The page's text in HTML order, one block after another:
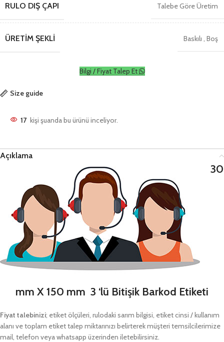
RULO DIŞ ÇAPI Talebe Göre Üretim
ÜRETIM ŞEKLI Baskılı , Boş
Bilgi / Fiyat Talep Et
Size guide
17 kişi şuanda bu ürünü inceliyor.
Açıklama
30
mm X 150 mm 3 ‘lü Bitişik Barkod Etiketi
Fiyat talebinizi; etiket ölçüleri, rulodaki sarım bilgisi, etiket cinsi / kullanım
alanı ve toplam etiket talep miktarınızı belirterek müşteri temsilcilerimize
mail, telefon veya whatsapp üzerinden iletebilirsiniz.